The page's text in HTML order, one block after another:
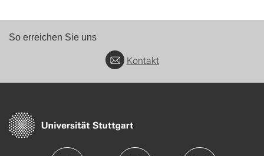
So erreichen Sie uns
Kontakt